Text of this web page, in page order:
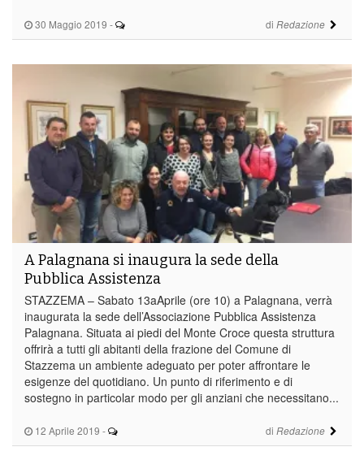
30 Maggio 2019 - di Redazione
12 Aprile 2019 - di Redazione
A Palagnana si inaugura la sede della
Pubblica Assistenza
STAZZEMA – Sabato 13aAprile (ore 10) a Palagnana, verrà
inaugurata la sede dell’Associazione Pubblica Assistenza
Palagnana. Situata ai piedi del Monte Croce questa struttura
offrirà a tutti gli abitanti della frazione del Comune di
Stazzema un ambiente adeguato per poter affrontare le
esigenze del quotidiano. Un punto di riferimento e di
sostegno in particolar modo per gli anziani che necessitano...